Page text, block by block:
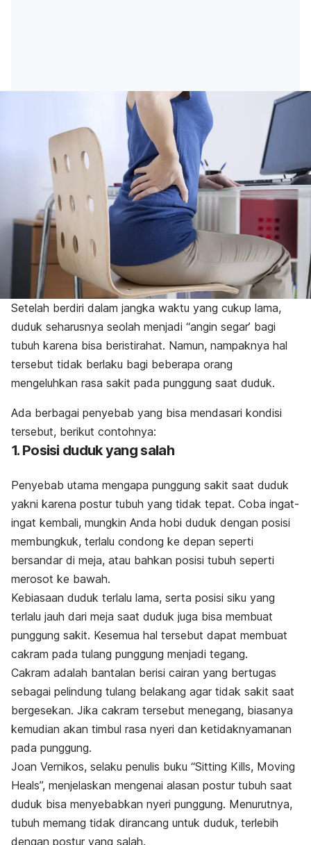
Setelah berdiri dalam jangka waktu yang cukup lama,
duduk seharusnya seolah menjadi “angin segar’ bagi
tubuh karena bisa beristirahat. Namun, nampaknya hal
tersebut tidak berlaku bagi beberapa orang
mengeluhkan rasa sakit pada punggung saat duduk.
Ada berbagai penyebab yang bisa mendasari kondisi
tersebut, berikut contohnya:
1. Posisi duduk yang salah
Penyebab utama mengapa punggung sakit saat duduk
yakni karena postur tubuh yang tidak tepat. Coba ingat-
ingat kembali, mungkin Anda hobi duduk dengan posisi
membungkuk, terlalu condong ke depan seperti
bersandar di meja, atau bahkan posisi tubuh seperti
merosot ke bawah.
Kebiasaan duduk terlalu lama, serta posisi siku yang
terlalu jauh dari meja saat duduk juga bisa membuat
punggung sakit. Kesemua hal tersebut dapat membuat
cakram pada tulang punggung menjadi tegang.
Cakram adalah bantalan berisi cairan yang bertugas
sebagai pelindung tulang belakang agar tidak sakit saat
bergesekan. Jika cakram tersebut menegang, biasanya
kemudian akan timbul rasa nyeri dan ketidaknyamanan
pada punggung.
Joan Vernikos, selaku penulis buku “Sitting Kills, Moving
Heals”, menjelaskan mengenai alasan postur tubuh saat
duduk bisa menyebabkan nyeri punggung. Menurutnya,
tubuh memang tidak dirancang untuk duduk, terlebih
dengan postur yang salah.